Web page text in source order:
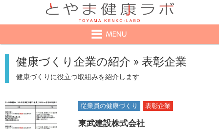
健康づくり企業の紹介 » 表彰企業
健康づくりに役立つ取組みを紹介します
従業員の健康づくり 表彰企業
東武建設株式会社